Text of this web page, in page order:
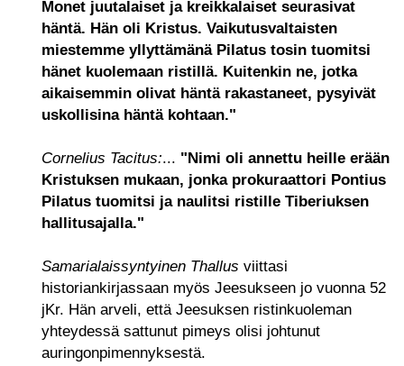
Monet juutalaiset ja kreikkalaiset seurasivat
häntä. Hän oli Kristus. Vaikutusvaltaisten
miestemme yllyttämänä Pilatus tosin tuomitsi
hänet kuolemaan ristillä. Kuitenkin ne, jotka
aikaisemmin olivat häntä rakastaneet, pysyivät
uskollisina häntä kohtaan."
Cornelius Tacitus:... "Nimi oli annettu heille erään
Kristuksen mukaan, jonka prokuraattori Pontius
Pilatus tuomitsi ja naulitsi ristille Tiberiuksen
hallitusajalla."
Samarialaissyntyinen Thallus viittasi
historiankirjassaan myös Jeesukseen jo vuonna 52
jKr. Hän arveli, että Jeesuksen ristinkuoleman
yhteydessä sattunut pimeys olisi johtunut
auringonpimennyksestä.